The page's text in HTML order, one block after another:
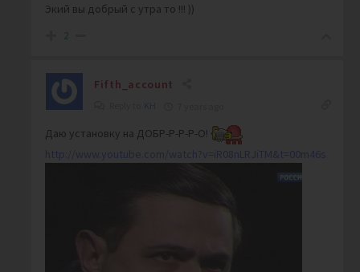
Экий вы добрый с утра то !!! ))
2
Fifth_account
KH
Даю установку на ДОБР-Р-Р-Р-О!
http://www.youtube.com/watch?v=iR08nLRJiTM&t=00m46s